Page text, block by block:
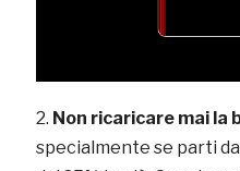
Non ricaricare mai la
specialmente se parti